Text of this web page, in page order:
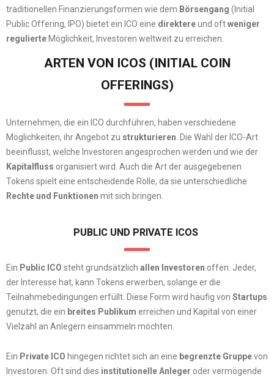
traditionellen Finanzierungsformen wie dem Börsengang (Initial
Public Offering, IPO) bietet ein ICO eine direktereund oftweniger
regulierte Möglichkeit, Investoren weltweit zu erreichen.
ARTEN VON ICOS (INITIAL COIN
OFFERINGS)
Unternehmen, die ein ICO durchführen, haben verschiedene
Möglichkeiten, ihr Angebot zu strukturieren . Die Wahl der ICO-Art
beeinflusst, welche Investoren angesprochen werden und wie der
Kapitalfluss organisiert wird. Auch die Art der ausgegebenen
Tokens spielt eine entscheidende Rolle, da sie unterschiedliche
Rechte und Funktionen mit sich bringen.
PUBLIC UND PRIVATE ICOS
Ein Public ICO steht grundsätzlich allen Investoren offen. Jeder,
der Interesse hat, kann Tokens erwerben, solange er die
Teilnahmebedingungen erfüllt. Diese Form wird häufig von Startups
genutzt, die ein breites Publikum erreichen und Kapital von einer
Vielzahl an Anlegern einsammeln möchten.
Ein Private ICO hingegen richtet sich an eine begrenzte Gruppevon
Investoren. Oft sind dies institutionelle Anleger oder vermögende